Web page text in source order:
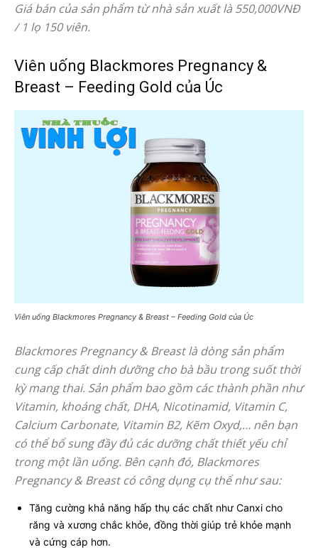
Giá bán của sản phẩm từ nhà sản xuất là 550,000VNĐ
/ 1 lọ 150 viên.
Viên uống Blackmores Pregnancy &
Breast – Feeding Gold của Úc
Viên uống Blackmores Pregnancy & Breast – Feeding Gold của Úc
Blackmores Pregnancy & Breast là dòng sản phẩm
cung cấp chất dinh dưỡng cho bà bầu trong suốt thời
kỳ mang thai. Sản phẩm bao gồm các thành phần như
Vitamin, khoáng chất, DHA, Nicotinamid, Vitamin C,
Calcium Carbonate, Vitamin B2, Kẽm Oxyd,… nên bạn
có thể bổ sung đầy đủ các dưỡng chất thiết yếu chỉ
trong một lần uống. Bên cạnh đó, Blackmores
Pregnancy & Breast có công dụng cụ thể như sau:
Tăng cường khả năng hấp thụ các chất như Canxi cho
răng và xương chắc khỏe, đồng thời giúp trẻ khỏe mạnh
và cứng cáp hơn.